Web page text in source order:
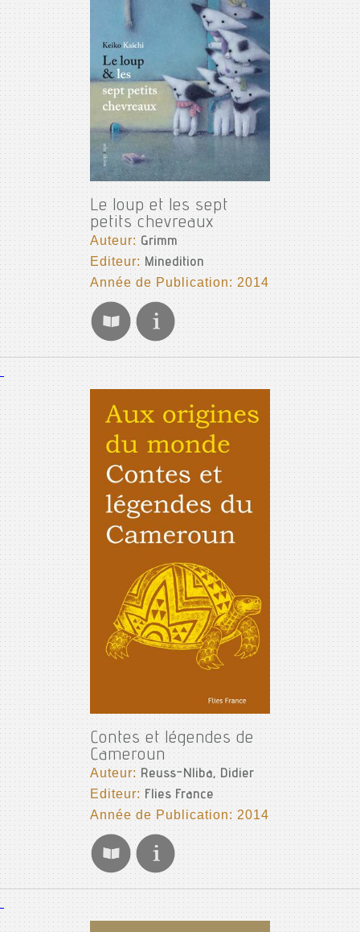
Le loup et les sept
petits chevreaux
Auteur:Grimm
Editeur: Minedition
Année de Publication: 2014
Contes et légendes de
Cameroun
Auteur:Reuss-Nliba, Didier
Editeur: Flies France
Année de Publication: 2014